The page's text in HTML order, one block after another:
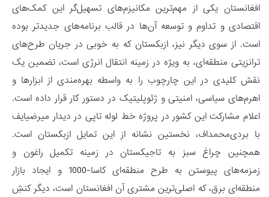
افغانستان یکی از مهم‌ترین مکانیزم‌های تسهیل‌گر این کمک‌های
اقتصادی و تداوم و توسعه آن‌ها در قالب برنامه‌های جدیدتر بوده
است. از سوی دیگر نیز، ازبکستان که به خوبی در جریان طرح‌های
ترانزیتی منطقه‌ای، به ویژه در زمینه انتقال انرژی است، تضمین یک
نقش کلیدی در این چارچوب را به واسطه بهره‌مندی از ابزارها و
اهرم‌های سیاسی، امنیتی و ژئوپلیتیک در دستور کار قرار داده است.
اعلام مشارکت این کشور در پروژه خط لوله تاپی در دیدار میرضیایف
با بردی‌محمداف، نخستین نشانه از این تمایل ازبکستان است.
همچنین چراغ سبز به تاجیکستان در زمینه تکمیل راغون و
زمزمه‌های پیوستن به طرح منطقه‌ای کاسا-1000 و ایجاد بازار
منطقه‌ای برق، که اصلی‌ترین مشتری آن افغانستان است، دیگر کنشِ